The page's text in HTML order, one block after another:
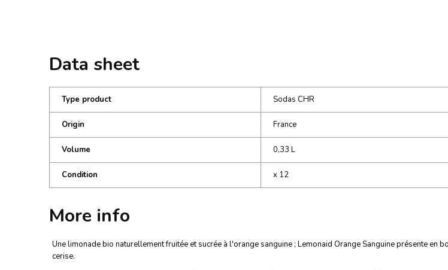
Data sheet
Type product Sodas CHR
Origin France
Volume 0,33 L
Condition x 12
More info
Une limonade bio naturellement fruitée et sucrée à l'orange sanguine ; Lemonaid Orange Sanguine présente
cerise.